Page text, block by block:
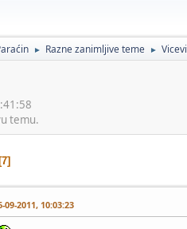
► Razne zanimljive teme ► Vicevi
temu.
7
09-2011, 10:03:23